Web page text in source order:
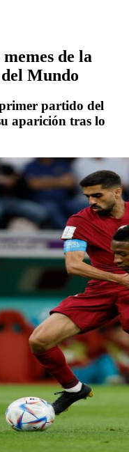
de la
Mundo
partido del
aparición tras lo